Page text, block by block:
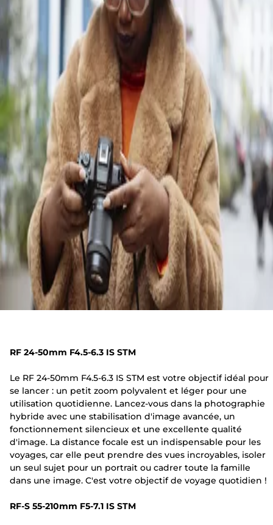
RF 24-50mm F4.5-6.3 IS STM
Le RF 24-50mm F4.5-6.3 IS STM est votre objectif idéal pour
se lancer : un petit zoom polyvalent et léger pour une
utilisation quotidienne. Lancez-vous dans la photographie
hybride avec une stabilisation d'image avancée, un
fonctionnement silencieux et une excellente qualité
d'image. La distance focale est un indispensable pour les
voyages, car elle peut prendre des vues incroyables, isoler
un seul sujet pour un portrait ou cadrer toute la famille
dans une image. C'est votre objectif de voyage quotidien !
RF-S 55-210mm F5-7.1 IS STM